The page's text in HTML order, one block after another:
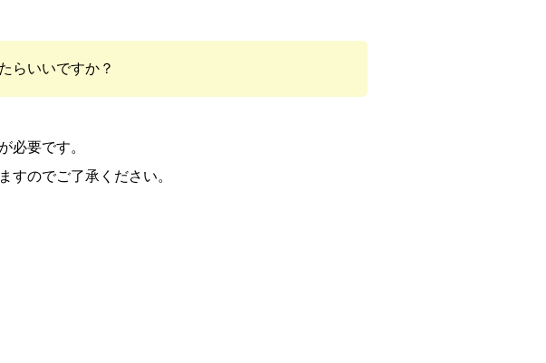
らいいですか？
必要です。
すのでご了承ください。